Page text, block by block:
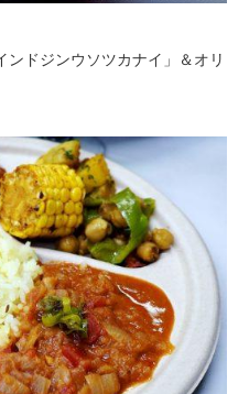
ンドジンウソツカナイ」＆オリ